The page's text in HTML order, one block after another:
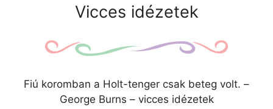
Vicces idézetek
Fiú koromban a Holt-tenger csak beteg volt. –
George Burns – vicces idézetek